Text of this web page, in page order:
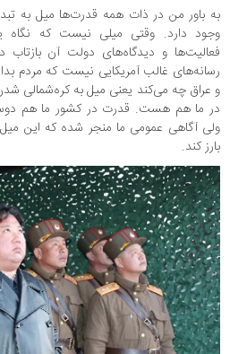
باور من در ذات همه قدرت‌ها میل به تبدیل
دارد. وقتی میلی نیست که نگاه یک
و دیدگاه‌های دولت آن بازتاب
غالب آمریکایی نیست که مردم بدانند
چه می‌کند یعنی میل به کره‌شمالی شدن در
ما هم هست. قدرت در کشور ما هم دوست
آگاهی عمومی ما منجر شده که این میل
کند.